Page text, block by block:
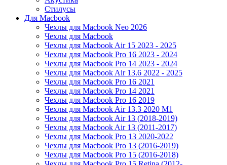
Стилусы
Для Macbook
Чехлы для Macbook Neo 2026
Чехлы для Macbook
Чехлы для Macbook Air 15 2023 - 2025
Чехлы для Macbook Pro 16 2023 - 2024
Чехлы для Macbook Pro 14 2023 - 2024
Чехлы для Macbook Air 13.6 2022 - 2025
Чехлы для Macbook Pro 16 2021
Чехлы для Macbook Pro 14 2021
Чехлы для Macbook Pro 16 2019
Чехлы для Macbook Air 13.3 2020 M1
Чехлы для Macbook Air 13 (2018-2019)
Чехлы для Macbook Air 13 (2011-2017)
Чехлы для Macbook Pro 13 2020-2022
Чехлы для Macbook Pro 13 (2016-2019)
Чехлы для Macbook Pro 15 (2016-2018)